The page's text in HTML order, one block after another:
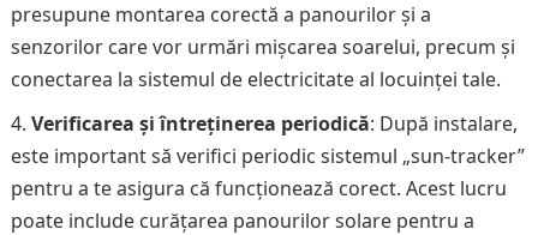
presupune montarea corectă a panourilor și a
senzorilor care vor urmări mișcarea soarelui, precum și
conectarea la sistemul de electricitate al locuinței tale.
Verificarea și întreținerea periodică: După instalare,
este important să verifici periodic sistemul „sun-tracker”
pentru a te asigura că funcționează corect. Acest lucru
poate include curățarea panourilor solare pentru a